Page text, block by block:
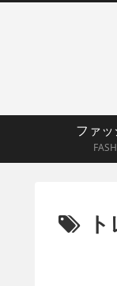
ファッ